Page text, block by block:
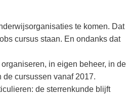
te komen. Dat
cursus staan. En ondanks dat
in eigen beheer, in de
cursussen vanaf 2017.
de sterrenkunde blijft